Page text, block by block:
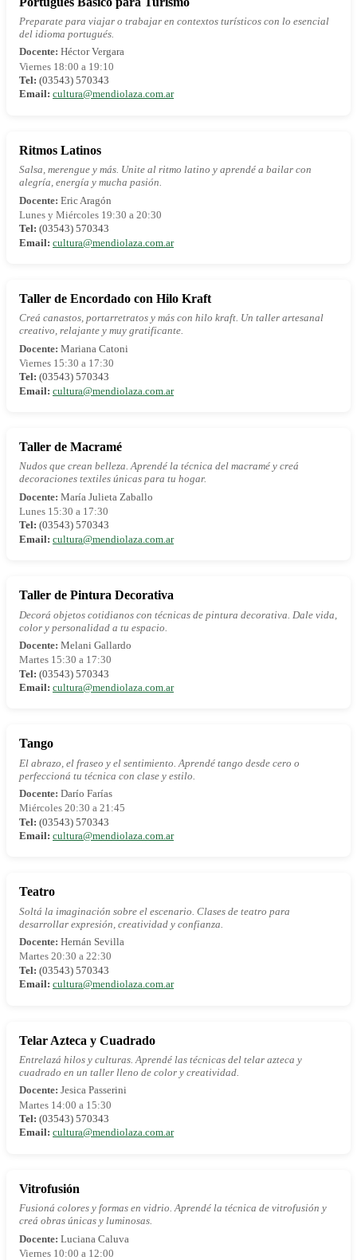
Preparate para viajar o trabajar en contextos turísticos con lo esencial
del idioma portugués.
Docente: Héctor Vergara
Viernes 18:00 a 19:10
Tel: (03543) 570343
Email: cultura@mendiolaza.com.ar
Ritmos Latinos
Salsa, merengue y más. Unite al ritmo latino y aprendé a bailar con
alegría, energía y mucha pasión.
Docente: Eric Aragón
Lunes y Miércoles 19:30 a 20:30
Tel: (03543) 570343
Email: cultura@mendiolaza.com.ar
Taller de Encordado con Hilo Kraft
Creá canastos, portarretratos y más con hilo kraft. Un taller artesanal
creativo, relajante y muy gratificante.
Docente: Mariana Catoni
Viernes 15:30 a 17:30
Tel: (03543) 570343
Email: cultura@mendiolaza.com.ar
Taller de Macramé
Nudos que crean belleza. Aprendé la técnica del macramé y creá
decoraciones textiles únicas para tu hogar.
Docente: María Julieta Zaballo
Lunes 15:30 a 17:30
Tel: (03543) 570343
Email: cultura@mendiolaza.com.ar
Taller de Pintura Decorativa
Decorá objetos cotidianos con técnicas de pintura decorativa. Dale vida,
color y personalidad a tu espacio.
Docente: Melani Gallardo
Martes 15:30 a 17:30
Tel: (03543) 570343
Email: cultura@mendiolaza.com.ar
Tango
El abrazo, el fraseo y el sentimiento. Aprendé tango desde cero o
perfeccioná tu técnica con clase y estilo.
Docente: Darío Farías
Miércoles 20:30 a 21:45
Tel: (03543) 570343
Email: cultura@mendiolaza.com.ar
Teatro
Soltá la imaginación sobre el escenario. Clases de teatro para
desarrollar expresión, creatividad y confianza.
Docente: Hernán Sevilla
Martes 20:30 a 22:30
Tel: (03543) 570343
Email: cultura@mendiolaza.com.ar
Telar Azteca y Cuadrado
Entrelazá hilos y culturas. Aprendé las técnicas del telar azteca y
cuadrado en un taller lleno de color y creatividad.
Docente: Jesica Passerini
Martes 14:00 a 15:30
Tel: (03543) 570343
Email: cultura@mendiolaza.com.ar
Vitrofusión
Fusioná colores y formas en vidrio. Aprendé la técnica de vitrofusión y
creá obras únicas y luminosas.
Docente: Luciana Caluva
Viernes 10:00 a 12:00